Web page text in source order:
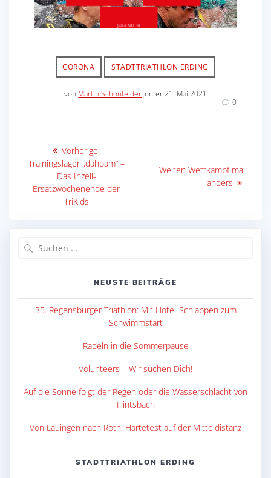
CORONA STADTTRIATHLON ERDING
von Martin Schönfelder unter 21. Mai 2021
0
Beitragsnavigation
Vorherige:Vorheriger
Beitrag:
Trainingslager „dahoam“ –
Das Inzell-
Ersatzwochenende der
TriKids
Weiter: Nächster
Beitrag:
Wettkampf mal
anders
NEUSTE BEITRÄGE
35. Regensburger Triathlon: Mit Hotel-Schlappen zum
Schwimmstart
Radeln in die Sommerpause
Volunteers – Wir suchen Dich!
Auf die Sonne folgt der Regen oder die Wasserschlacht von
Flintsbach
Von Lauingen nach Roth: Härtetest auf der Mitteldistanz
STADTTRIATHLON ERDING